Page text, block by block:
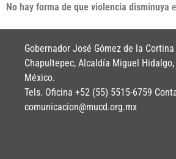
No hay forma de que violencia disminuya
Gobernador José Gómez de la
Chapultepec, Alcaldía Miguel Hidalgo,
México.
Tels. Oficina +52 (55) 5515-6759
comunicacion@mucd.org.mx